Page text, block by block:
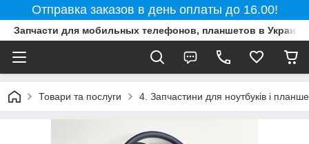
Отправка заказов в день оплаты до 16.00!
Запчасти для мобильных телефонов, планшетов в
Товари та послуги 4. Запчастини для ноутбуків і